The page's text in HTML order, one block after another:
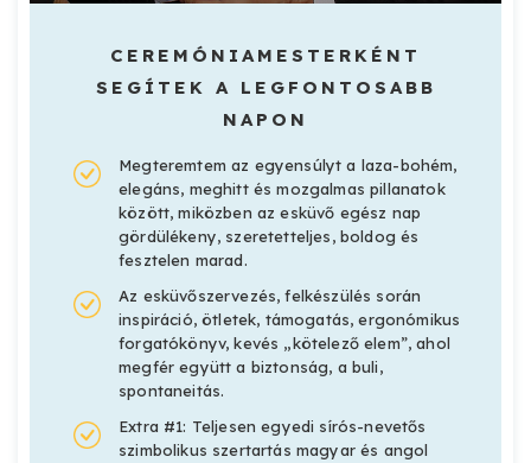
CEREMÓNIAMESTERKÉNT
SEGÍTEK A LEGFONTOSABB
NAPON
Megteremtem az egyensúlyt a laza-bohém,
elegáns, meghitt és mozgalmas pillanatok
között, miközben az esküvő egész nap
gördülékeny, szeretetteljes, boldog és
fesztelen marad.
Az esküvőszervezés, felkészülés során
inspiráció, ötletek, támogatás, ergonómikus
forgatókönyv, kevés „kötelező elem”, ahol
megfér együtt a biztonság, a buli,
spontaneitás.
Extra #1: Teljesen egyedi sírós-nevetős
szimbolikus szertartás magyar és angol